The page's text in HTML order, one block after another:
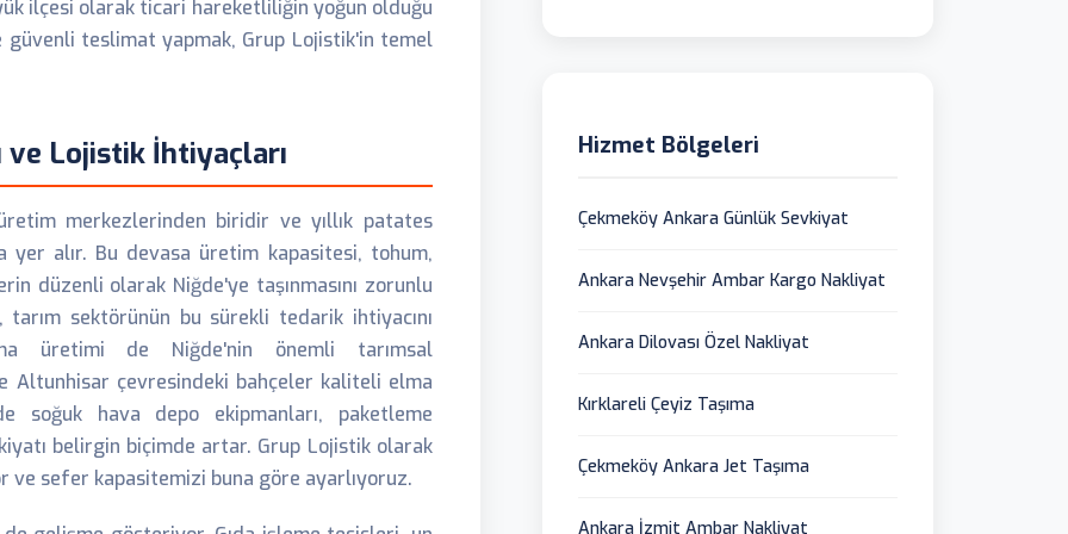
ilçesi olarak ticari hareketliliğin yoğun olduğu
güvenli teslimat yapmak, Grup Lojistik'in temel
Lojistik İhtiyaçları
merkezlerinden biridir ve yıllık patates
alır. Bu devasa üretim kapasitesi, tohum,
düzenli olarak Niğde'ye taşınmasını zorunlu
sektörünün bu sürekli tedarik ihtiyacını
üretimi de Niğde'nin önemli tarımsal
çevresindeki bahçeler kaliteli elma
soğuk hava depo ekipmanları, paketleme
belirgin biçimde artar. Grup Lojistik olarak
ve sefer kapasitemizi buna göre ayarlıyoruz.
Hizmet Bölgeleri
Çekmeköy Ankara Günlük Sevkiyat
Ankara Nevşehir Ambar Kargo Nakliyat
Ankara Dilovası Özel Nakliyat
Kırklareli Çeyiz Taşıma
Çekmeköy Ankara Jet Taşıma
Ankara İzmit Ambar Nakliyat